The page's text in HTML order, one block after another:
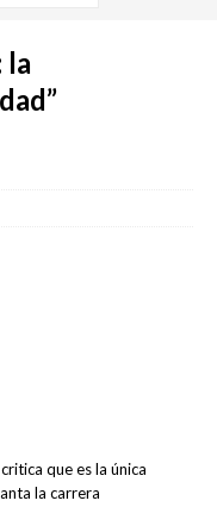
la
que es la única
la carrera